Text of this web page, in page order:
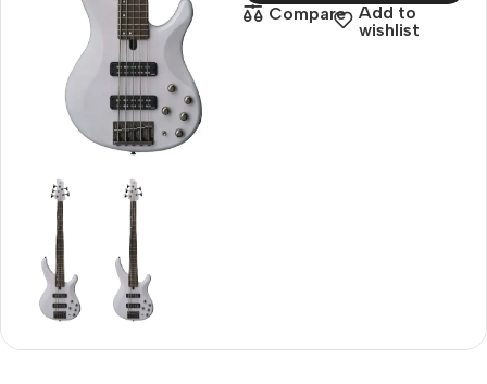
Compare
Add to
wishlist